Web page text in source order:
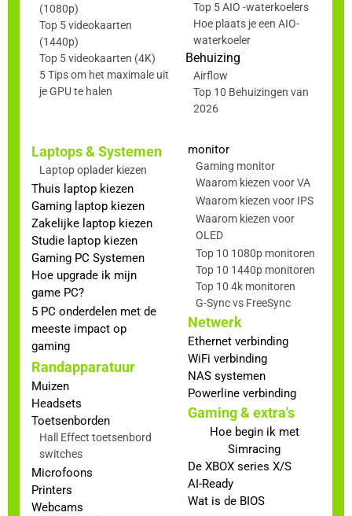
(1080p)
Top 5 videokaarten
(1440p)
Top 5 videokaarten (4K)
5 Tips om het maximale uit
je GPU te halen
Top 5 AIO -waterkoelers
Hoe plaats je een AIO-
waterkoeler
Behuizing
Airflow
Top 10 Behuizingen van
2026
Laptops & Systemen
Laptop oplader kiezen
Thuis laptop kiezen
Gaming laptop kiezen
Zakelijke laptop kiezen
Studie laptop kiezen
Gaming PC Systemen
Hoe upgrade ik mijn
game PC?
5 PC onderdelen met de
meeste impact op
gaming
Randapparatuur
Muizen
Headsets
Toetsenborden
Hall Effect toetsenbord
switches
Microfoons
Printers
Webcams
monitor
Gaming monitor
Waarom kiezen voor VA
Waarom kiezen voor IPS
Waarom kiezen voor
OLED
Top 10 1080p monitoren
Top 10 1440p monitoren
Top 10 4k monitoren
G-Sync vs FreeSync
Netwerk
Ethernet verbinding
WiFi verbinding
NAS systemen
Powerline verbinding
Gaming & extra's
Hoe begin ik met
Simracing
De XBOX series X/S
AI-Ready
Wat is de BIOS